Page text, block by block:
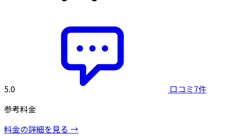
5.0
口コミ7件
参考料金
料金の詳細を見る →